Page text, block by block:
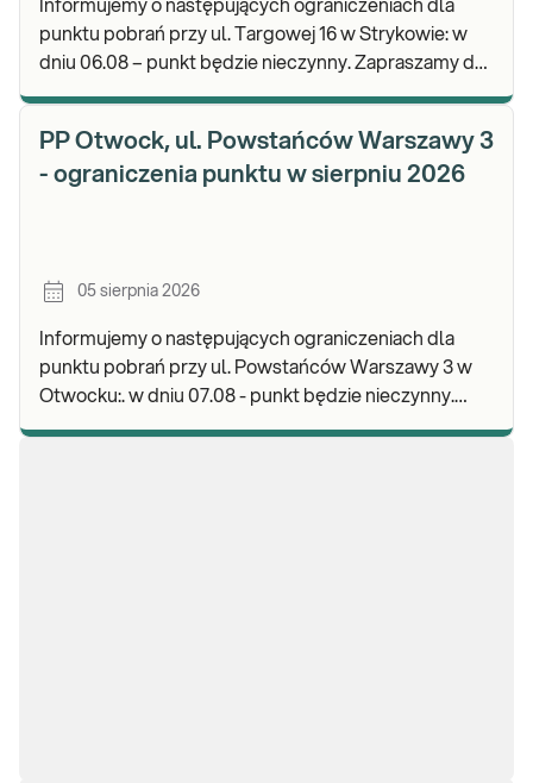
Informujemy o następujących ograniczeniach dla
punktu pobrań przy ul. Targowej 16 w Strykowie: w
dniu 06.08 – punkt będzie nieczynny. Zapraszamy do
PP Otwock, ul. Powstańców Warszawy 3
- ograniczenia punktu w sierpniu 2026
05 sierpnia 2026
Informujemy o następujących ograniczeniach dla
punktu pobrań przy ul. Powstańców Warszawy 3 w
Otwocku:. w dniu 07.08 - punkt będzie nieczynny.